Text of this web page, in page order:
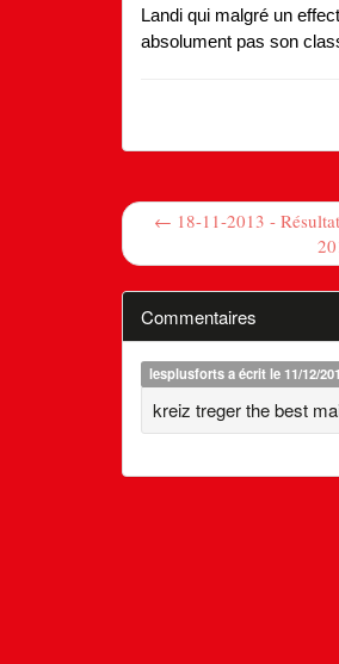
Landi qui malgré un
absolument pas son
← 18-11-2013 -
Commentaires
lesplusfortsa écrit le 11/12/
kreiz treger the best